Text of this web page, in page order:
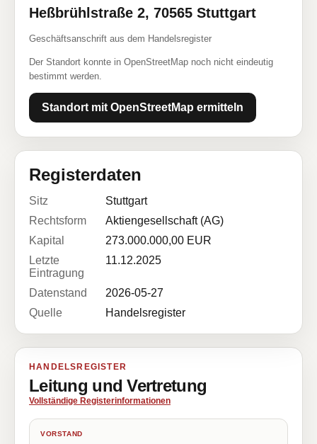
Heßbrühlstraße 2, 70565 Stuttgart
Geschäftsanschrift aus dem Handelsregister
Der Standort konnte in OpenStreetMap noch nicht eindeutig
bestimmt werden.
Standort mit OpenStreetMap ermitteln
Registerdaten
Sitz
Stuttgart
Rechtsform
Aktiengesellschaft (AG)
Kapital
273.000.000,00 EUR
Letzte
Eintragung
11.12.2025
Datenstand
2026-05-27
Quelle
Handelsregister
HANDELSREGISTER
Leitung und Vertretung
Vollständige Registerinformationen
VORSTAND